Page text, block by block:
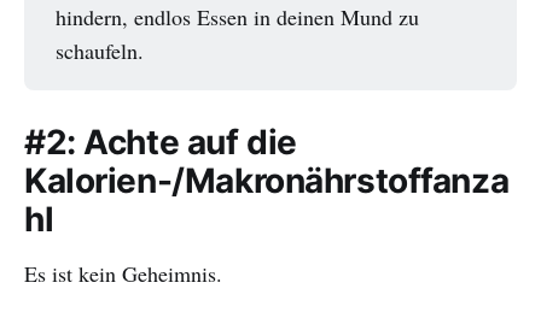
hindern, endlos Essen in deinen Mund zu
schaufeln.
#2: Achte auf die
Kalorien-/Makronährstoffanza
hl
Es ist kein Geheimnis.